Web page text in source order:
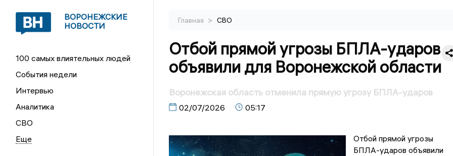
ВОРОНЕЖСКИЕ
НОВОСТИ
100 самых влиятельных людей
События недели
Интервью
Аналитика
СВО
Главная > СВО
Отбой прямой угрозы БПЛА-ударов
объявили для Воронежской области
Воронежская область отменила прямую угрозу БПЛА-ударов
02/07/2026 05:17
Отбой прямой угрозы
БПЛА-ударов объявили